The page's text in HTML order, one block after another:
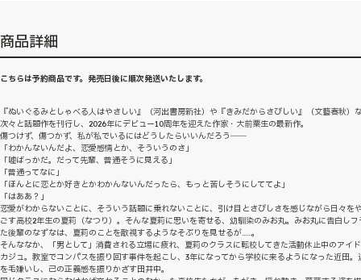
商品詳細
こちらは予約商品です。発売日後に順次発送いたします。
『ぬいぐるみとしゃべる人はやさしい』（河出書房新社）や『きみだからさびしい』（文藝春秋）
次々と話題作を刊行し、2026年にデビュー10周年を迎えた作家・大前粟生の最新作。
傷つけず、傷つかず、私が私でいるにはどうしたらいいんだろう――
「わかんないんだよ、恋愛感情とか、そういうのさ」
「嘘ばっかだ。だって先輩、普通そうに見える」
「普通ってなに」
「ほんとに恋とか好きとかわかんないんだったら、もっと苦しそうにしててよ」
「はああ？」
恋愛がわからないことに、そういう話題に乗れないことに、引け目とさびしさを感じながら日々を
ごす高校2年生の夏莉（なつり）。そんな夏莉に思いを寄せる、幼馴染のみお丸。みお丸に告白しフ
た後輩のなずなは、夏莉のことを敵視するようなそぶりを見せるが……。
そんななか、「男として」消費される立場に疲れ、夏莉のクラスに転校してきた活動休止中のアイ
カジュ。教室でコンパスを振り回す事件を起こし、3年になってから学校に来るようになった近田。
を毛嫌いし、己の正義感を振りかざす田井中。